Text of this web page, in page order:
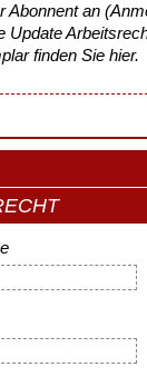
Abonnent an
Update
finden Sie hier.